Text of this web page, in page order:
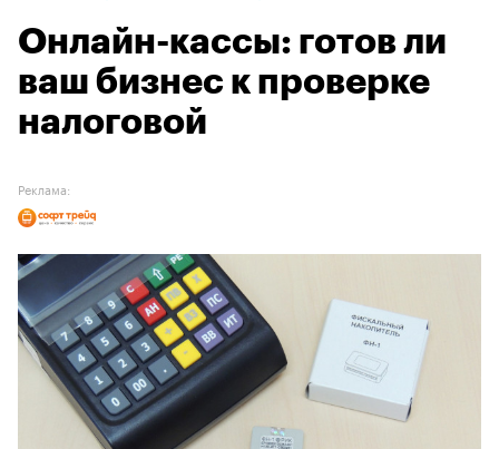
Онлайн-кассы: готов ли
ваш бизнес к проверке
налоговой
Реклама: